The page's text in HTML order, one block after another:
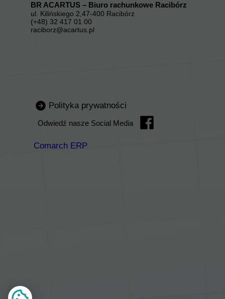
Polityka prywatności
BR ACARTUS – Biuro rachunkowe Racibórz
ul. Kilińskiego 2,47-400 Racibórz
(+48) 32 417 01 00
raciborz@acartus.pl
Odwiedź nasze Social Media
Comarch ERP